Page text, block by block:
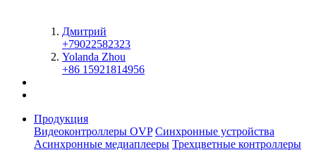
Дмитрий
+79022582323
Yolanda Zhou
+86 15921814956
Продукция
Видеоконтроллеры OVP Синхронные устройства
Асинхронные медиаплееры Трехцветные контроллеры